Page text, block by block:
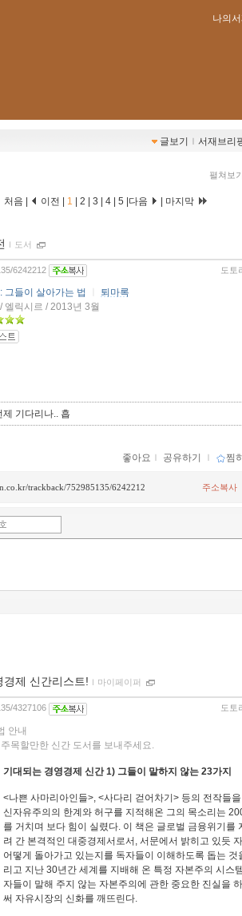
나의서
글보기 ｌ 서재브리
펼쳐보기
처음 | 이전 | 1 2 3 4 5 다음 마지막
ｌ 도서
도토
6242212
그들이 살아가는 법
퇴마록
엘릭시르 / 2013년 3월
기다리나.. 흡
좋아요 ｌ 공유하기 ｌ 찜
trackback/752985135/6242212 주소복사
제 신간리스트! ｌ 마이페이퍼
도토
4327106
안내
목할만한 신간 도서를 보내주세요.
기대되는 경영경제 신간 1) 그들이 말하지 않는 23가지
<나쁜 사마리아인들>, <사다리 걷어차기> 등의 전작들
신자유주의의 한계와 허구를 지적해온 그의 목소리는
를 거치며 보다 힘이 실렸다. 이 책은 글로벌 금융위기를
려 간 본격적인 대중경제서로서, 서문에서 밝히고 있듯
어떻게 돌아가고 있는지를 독자들이 이해하도록 돕는 것
리고 지난 30년간 세계를 지배해 온 특정 자본주의 시스
자들이 말해 주지 않는 자본주의에 관한 중요한 진실을
써 자유시장의 신화를 깨뜨린다.